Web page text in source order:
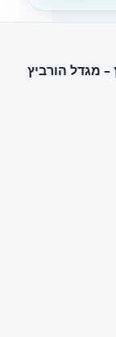
– מגדל הורביץ